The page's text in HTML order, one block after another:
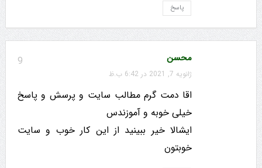
پاسخ
9 محسن
ژانویه 7, 2021 در 6:42 ب.ظ
اقا دمت گرم مطالب سایت و پرسش و پاسخ
خیلی خوبه و آموزندس
ایشالا خیر ببینید از این کار خوب و سایت
خوبتون